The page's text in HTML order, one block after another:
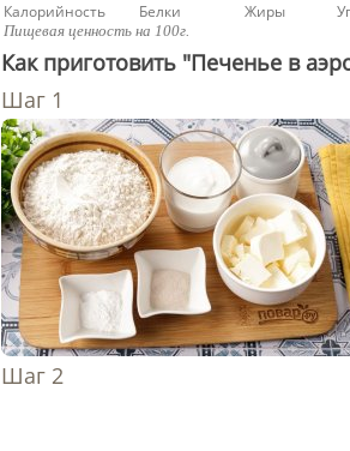
Калорийность Белки Жиры
Пищевая ценность на 100г.
Как приготовить "Печенье в